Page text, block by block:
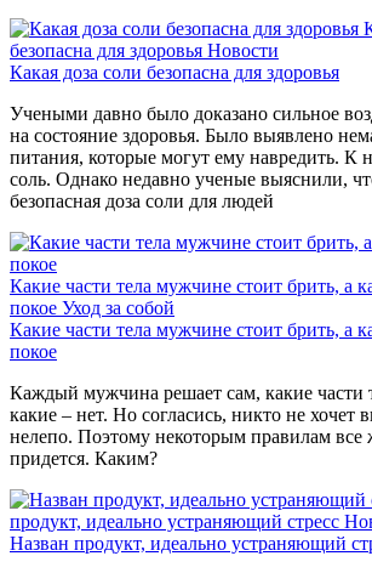
безопасна для здоровья Новости
Какая доза соли безопасна для здоровья
Учеными давно было доказано сильное
на состояние здоровья. Было выявлено
питания, которые могут ему навредить. К
соль. Однако недавно ученые выяснили,
безопасная доза соли для людей
Какие части тела мужчине стоит брить, а
покое Уход за собой
Какие части тела мужчине стоит брить, а
покое
Каждый мужчина решает сам, какие части
какие – нет. Но согласись, никто не хочет
нелепо. Поэтому некоторым правилам все
придется. Каким?
продукт, идеально устраняющий стресс
Назван продукт, идеально устраняющий